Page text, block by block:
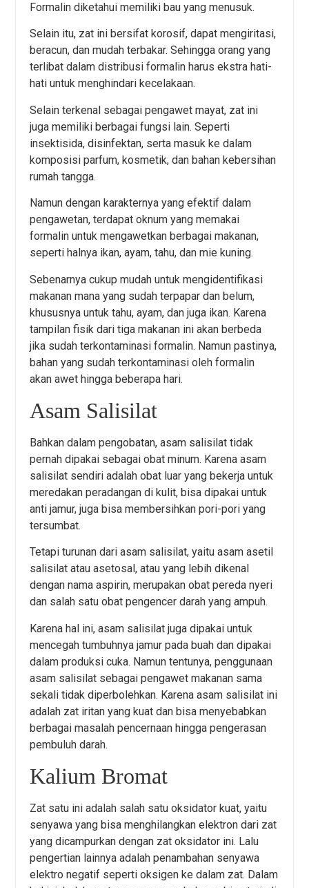
Formalin diketahui memiliki bau yang menusuk.
Selain itu, zat ini bersifat korosif, dapat mengiritasi,
beracun, dan mudah terbakar. Sehingga orang yang
terlibat dalam distribusi formalin harus ekstra hati-
hati untuk menghindari kecelakaan.
Selain terkenal sebagai pengawet mayat, zat ini
juga memiliki berbagai fungsi lain. Seperti
insektisida, disinfektan, serta masuk ke dalam
komposisi parfum, kosmetik, dan bahan kebersihan
rumah tangga.
Namun dengan karakternya yang efektif dalam
pengawetan, terdapat oknum yang memakai
formalin untuk mengawetkan berbagai makanan,
seperti halnya ikan, ayam, tahu, dan mie kuning.
Sebenarnya cukup mudah untuk mengidentifikasi
makanan mana yang sudah terpapar dan belum,
khususnya untuk tahu, ayam, dan juga ikan. Karena
tampilan fisik dari tiga makanan ini akan berbeda
jika sudah terkontaminasi formalin. Namun pastinya,
bahan yang sudah terkontaminasi oleh formalin
akan awet hingga beberapa hari.
Asam Salisilat
Bahkan dalam pengobatan, asam salisilat tidak
pernah dipakai sebagai obat minum. Karena asam
salisilat sendiri adalah obat luar yang bekerja untuk
meredakan peradangan di kulit, bisa dipakai untuk
anti jamur, juga bisa membersihkan pori-pori yang
tersumbat.
Tetapi turunan dari asam salisilat, yaitu asam asetil
salisilat atau asetosal, atau yang lebih dikenal
dengan nama aspirin, merupakan obat pereda nyeri
dan salah satu obat pengencer darah yang ampuh.
Karena hal ini, asam salisilat juga dipakai untuk
mencegah tumbuhnya jamur pada buah dan dipakai
dalam produksi cuka. Namun tentunya, penggunaan
asam salisilat sebagai pengawet makanan sama
sekali tidak diperbolehkan. Karena asam salisilat ini
adalah zat iritan yang kuat dan bisa menyebabkan
berbagai masalah pencernaan hingga pengerasan
pembuluh darah.
Kalium Bromat
Zat satu ini adalah salah satu oksidator kuat, yaitu
senyawa yang bisa menghilangkan elektron dari zat
yang dicampurkan dengan zat oksidator ini. Lalu
pengertian lainnya adalah penambahan senyawa
elektro negatif seperti oksigen ke dalam zat. Dalam